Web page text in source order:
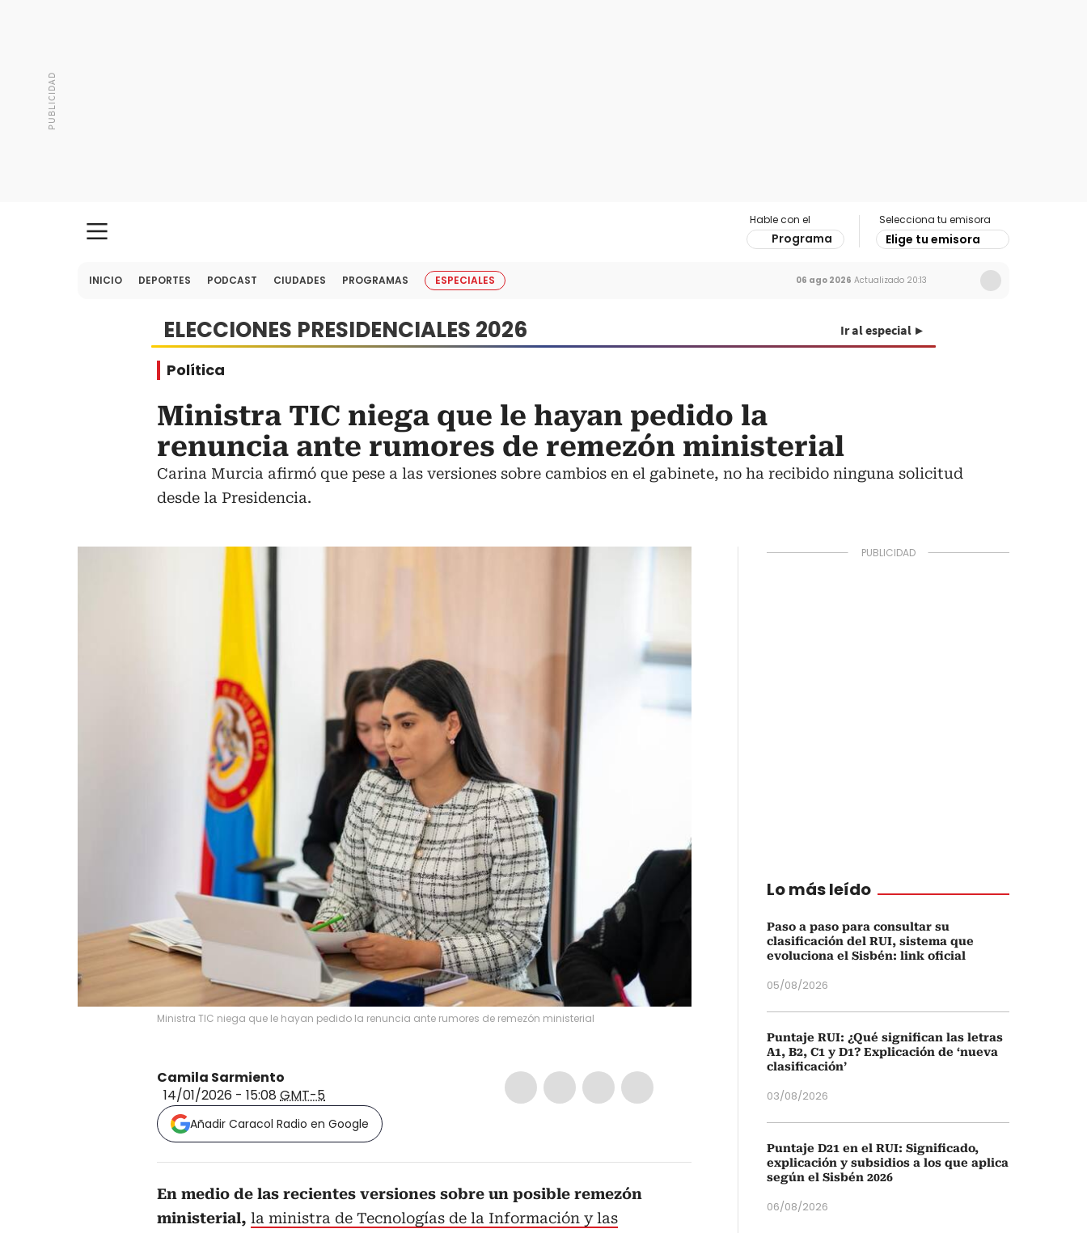
Hable con el
Programa
Selecciona tu emisora
Elige tu emisora
INICIO DEPORTES PODCAST CIUDADES PROGRAMAS ESPECIALES 06 ago 2026 Actualizado 20:13
ELECCIONES PRESIDENCIALES 2026 Ir al especial
Política
Ministra TIC niega que le hayan pedido la
renuncia ante rumores de remezón ministerial
Carina Murcia afirmó que pese a las versiones sobre cambios en el gabinete, no ha recibido ninguna solicitud
desde la Presidencia.
Ministra TIC niega que le hayan pedido la renuncia ante rumores de remezón ministerial
Camila Sarmiento
14/01/2026 - 15:08 GMT-5
Añadir Caracol Radio en Google
En medio de las recientes versiones sobre un posible remezón
ministerial, la ministra de Tecnologías de la Información y las
Lo más leído
Paso a paso para consultar su
clasificación del RUI, sistema que
evoluciona el Sisbén: link oficial
05/08/2026
Puntaje RUI: ¿Qué significan las letras
A1, B2, C1 y D1? Explicación de ‘nueva
clasificación’
03/08/2026
Puntaje D21 en el RUI: Significado,
explicación y subsidios a los que aplica
según el Sisbén 2026
06/08/2026